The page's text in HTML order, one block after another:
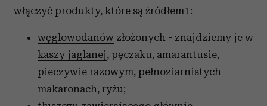
włączyć produkty, które są źródłem1:
węglowodanów złożonych - znajdziemy je w
kaszy jaglanej, pęczaku, amarantusie,
pieczywie razowym, pełnoziarnistych
makaronach, ryżu;